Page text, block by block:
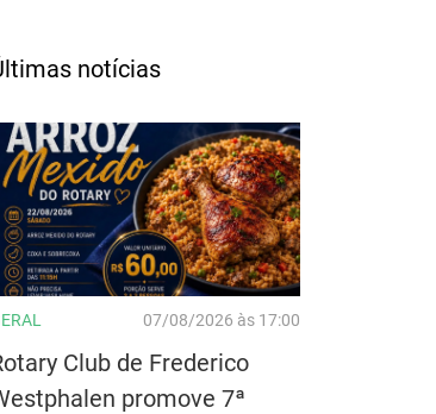
notícias
07/08/2026 às 17:00
Club de Frederico
promove 7ª